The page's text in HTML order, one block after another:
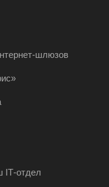
шлюзов
IT‑отдел